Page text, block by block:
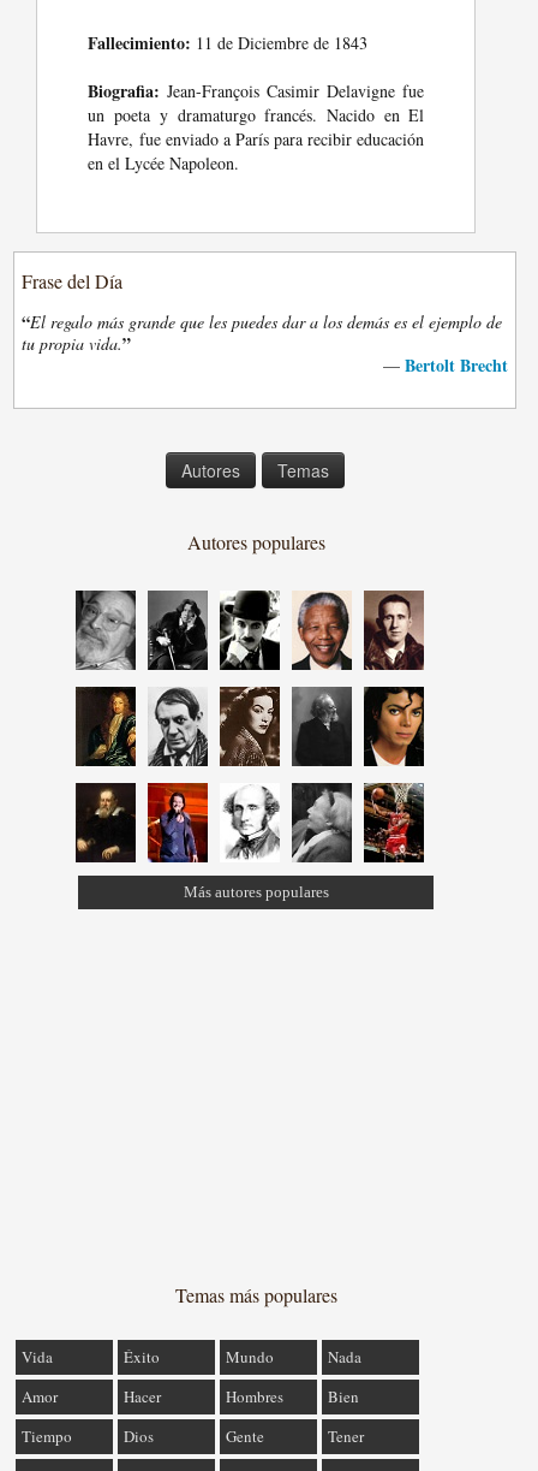
Fallecimiento: 11 de Diciembre de 1843
Biografia: Jean-François Casimir Delavigne fue
un poeta y dramaturgo francés. Nacido en El
Havre, fue enviado a París para recibir educación
en el Lycée Napoleon.
Frase del Día
“El regalo más grande que les puedes dar a los demás es el ejemplo de
tu propia vida.”
— Bertolt Brecht
Autores Temas
Autores populares
Más autores populares
Temas más populares
Vida Éxito Mundo
Nada
Amor
Hacer Hombres
Bien
Tiempo
Dios Gente
Tener